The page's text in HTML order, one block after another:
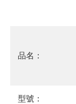
品名：
型號：